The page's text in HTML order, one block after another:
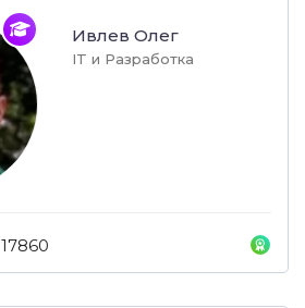
Ивлев Олег
IT и Разработка
17860